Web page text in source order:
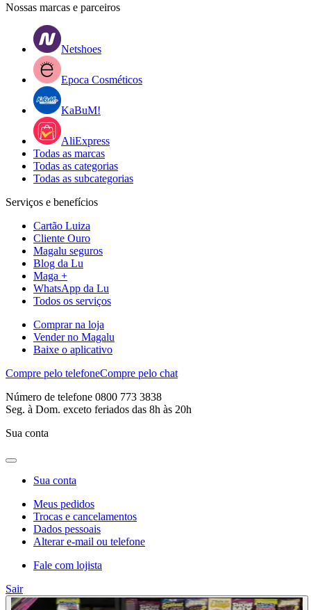
Nossas marcas e parceiros
Netshoes
Epoca Cosméticos
KaBuM!
AliExpress
Todas as marcas
Todas as categorias
Todas as subcategorias
Serviços e benefícios
Cartão Luiza
Cliente Ouro
Magalu seguros
Blog da Lu
Maga +
WhatsApp da Lu
Todos os serviços
Comprar na loja
Vender no Magalu
Baixe o aplicativo
Compre pelo telefoneCompre pelo chat
Número de telefone 0800 773 3838
Seg. à Dom. exceto feriados das 8h às 20h
Sua conta
Sua conta
Meus pedidos
Trocas e cancelamentos
Dados pessoais
Alterar e-mail ou telefone
Fale com lojista
Sair